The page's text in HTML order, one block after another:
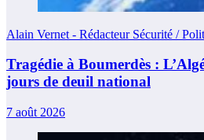
Alain Vernet - Rédacteur Sécurité /
Tragédie à Boumerdès :
jours de deuil national
7 août 2026